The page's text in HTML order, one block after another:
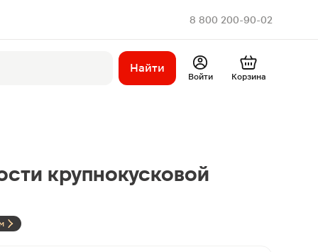
8 800 200-90-02
Найти
Войти Корзина
крупнокусковой